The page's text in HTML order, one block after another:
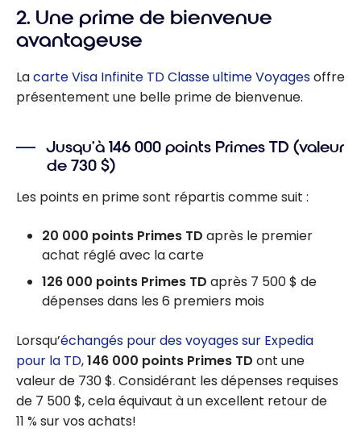
Comment
fonctionne le
programme
DragonPass
pour accéder
aux salons
2. Une prime de bienvenue
avantageuse
Lacarte Visa Infinite TD Classe ultime Voyagesoffre
présentement une belle prime de bienvenue.
Jusqu’à 146 000 points Primes TD (valeur
de 730 $)
Les points en prime sont répartis comme suit :
20 000 points Primes TD après le premier
achat réglé avec la carte
126 000 points Primes TD après 7 500 $ de
dépenses dans les 6 premiers mois
Lorsqu’échangés pour des voyages sur Expedia
pour la TD,146 000 points Primes TD ont une
valeur de 730 $. Considérant les dépenses requises
de 7 500 $, cela équivaut à un excellent retour de
11 % sur vos achats!